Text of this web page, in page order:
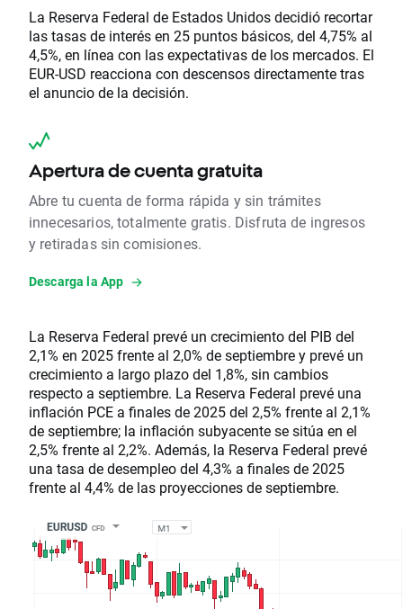
La Reserva Federal de Estados Unidos decidió recortar
las tasas de interés en 25 puntos básicos, del 4,75% al
​​4,5%, en línea con las expectativas de los mercados. El
EUR-USD reacciona con descensos directamente tras
el anuncio de la decisión.
Apertura de cuenta gratuita
Abre tu cuenta de forma rápida y sin trámites
innecesarios, totalmente gratis. Disfruta de ingresos
y retiradas sin comisiones.
Descarga la App
La Reserva Federal prevé un crecimiento del PIB del
2,1% en 2025 frente al 2,0% de septiembre y prevé un
crecimiento a largo plazo del 1,8%, sin cambios
respecto a septiembre. La Reserva Federal prevé una
inflación PCE a finales de 2025 del 2,5% frente al 2,1%
de septiembre; la inflación subyacente se sitúa en el
2,5% frente al 2,2%. Además, la Reserva Federal prevé
una tasa de desempleo del 4,3% a finales de 2025
frente al 4,4% de las proyecciones de septiembre.